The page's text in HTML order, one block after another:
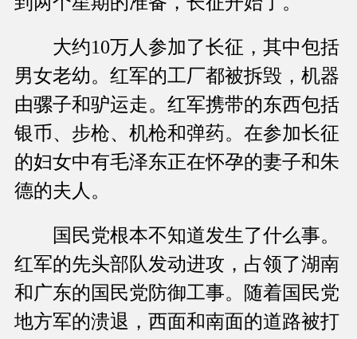
大约10万人参加了长征，其中包括
男女老幼。红军的工厂都被拆毁，机器
由骡子和驴运走。红军携带的东西包括
银币、步枪、机枪和弹药。在参加长征
的妇女中有毛泽东正在怀孕的妻子和朱
德的夫人。
国民党根本不知道发生了什么事。
红军的先头部队发动进攻，占领了湖南
和广东的国民党防御工事。随着国民党
地方军的溃退，西面和南面的道路被打